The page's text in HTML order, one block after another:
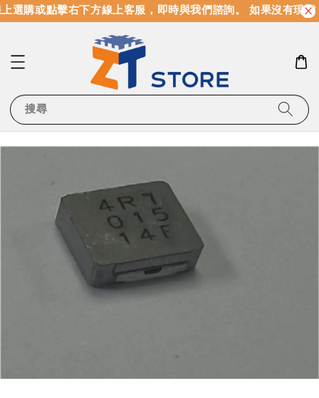
選購或點擊右下方線上客服，即時與我們諮詢。 如果沒有現貨
搜尋